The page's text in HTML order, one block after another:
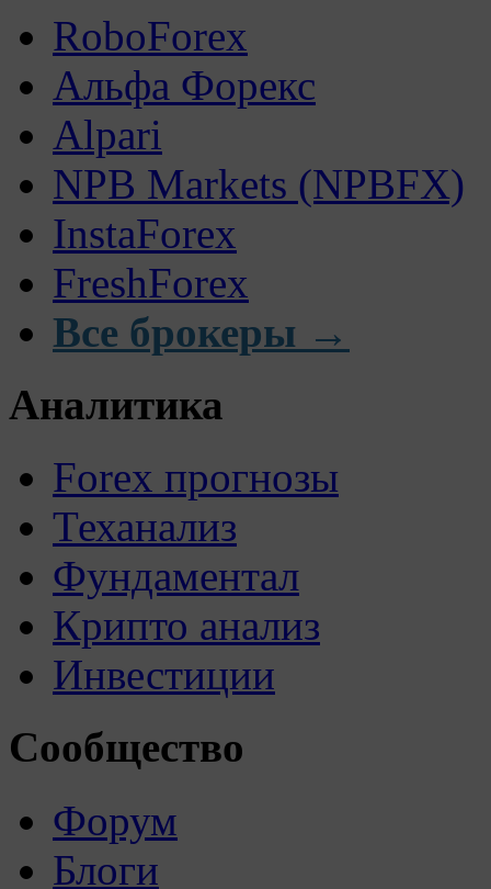
RoboForex
Альфа Форекс
Alpari
NPB Markets (NPBFX)
InstaForex
FreshForex
Все брокеры →
Аналитика
Forex прогнозы
Теханализ
Фундаментал
Крипто анализ
Инвестиции
Сообщество
Форум
Блоги